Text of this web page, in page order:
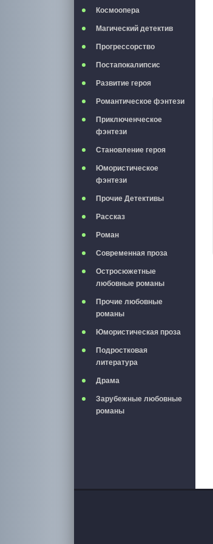
Космоопера
Магический детектив
Прогрессорство
Постапокалипсис
Развитие героя
Романтическое фэнтези
Приключенческое
фэнтези
Становление героя
Юмористическое
фэнтези
Прочие Детективы
Рассказ
Роман
Современная проза
Остросюжетные
любовные романы
Прочие любовные
романы
Юмористическая проза
Подростковая
литература
Драма
Зарубежные любовные
романы